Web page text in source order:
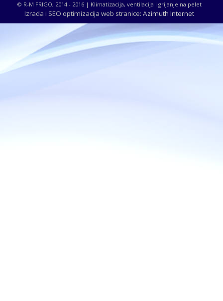
© R-M FRIGO, 2014 - 2016 | Klimatizacija, ventilacija i grijanje na pelet
Izrada i SEO optimizacija web stranice: Azimuth Internet